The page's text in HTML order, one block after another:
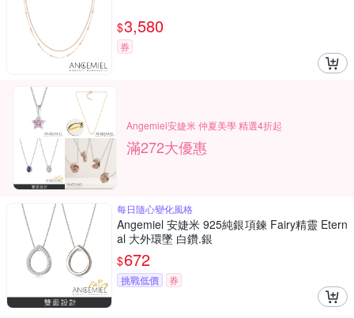
$3,580
券
Angemiel安婕米 仲夏美學 精選4折起
滿272大優惠
每日隨心變化風格
Angemiel 安婕米 925純銀項鍊 Fairy精靈 Etern
al 大外環墜 白鑽.銀
$672
挑戰低價 券